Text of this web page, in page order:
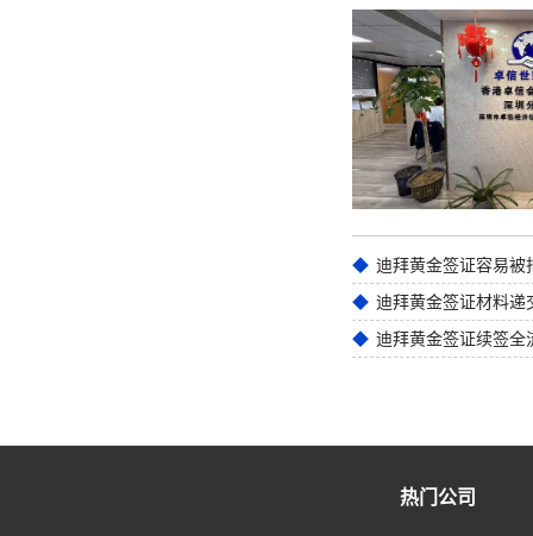
迪拜黄金签证材料递
迪拜黄金签证续签全
热门公司